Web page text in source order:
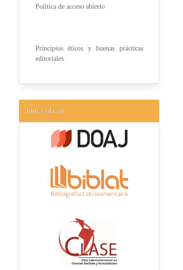
Política de acceso abierto
Principios éticos y buenas prácticas
editoriales
Indexada en